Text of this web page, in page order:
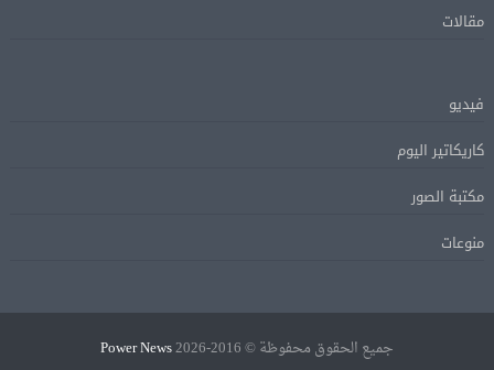
مقالات
فيديو
كاريكاتير اليوم
مكتبة الصور
منوعات
جميع الحقوق محفوظة © 2016-2026 Power News